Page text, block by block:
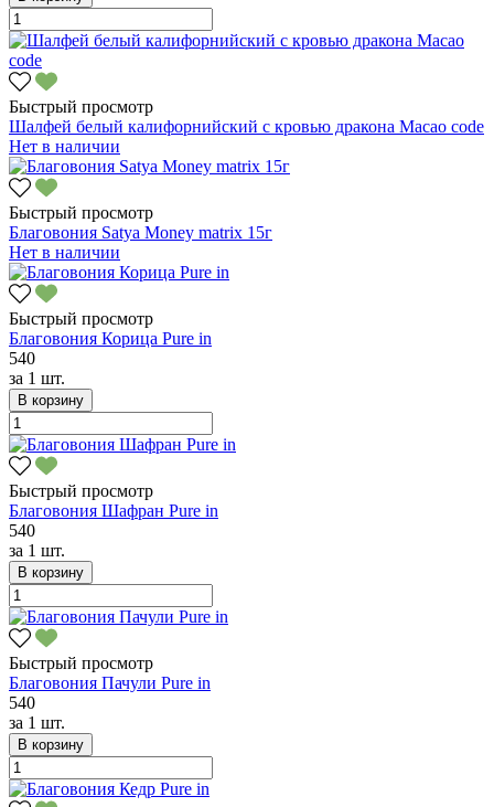
Быстрый просмотр
Шалфей белый калифорнийский с кровью дракона Macao code
Нет в наличии
Быстрый просмотр
Благовония Satya Money matrix 15г
Нет в наличии
Быстрый просмотр
Благовония Корица Pure in
540
за 1 шт.
В корзину
Быстрый просмотр
Благовония Шафран Pure in
540
за 1 шт.
В корзину
Быстрый просмотр
Благовония Пачули Pure in
540
за 1 шт.
В корзину